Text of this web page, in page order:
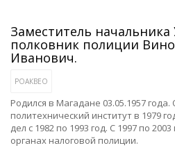
Заместитель
полковник полиции
Иванович.
РОАКВЕО
Родился в Магадане 03.05.1957
политехнический институт в 1979
дел с 1982 по 1993 год. С 1997 по
органах налоговой полиции.